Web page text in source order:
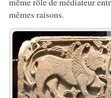
mêmes raisons.